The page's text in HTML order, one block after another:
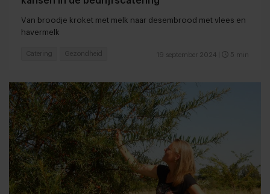
Van broodje kroket met melk naar desembrood met vlees en
havermelk
19 september 2024 5 min
Catering Gezondheid